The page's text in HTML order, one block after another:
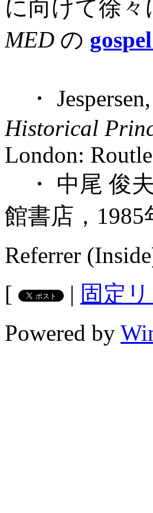
に向けて徐
MED の gospel
・
Historical
London:
・ 中尾 俊
館書店，1985
Referrer
[
| 固定
Powered by